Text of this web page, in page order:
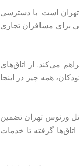
است. با دسترسی
برای مسافران تجاری
می‌کند. از اتاق‌های
همه چیز در اینجا
هتل ورنوس تهران تضمین
گرفته تا خدمات